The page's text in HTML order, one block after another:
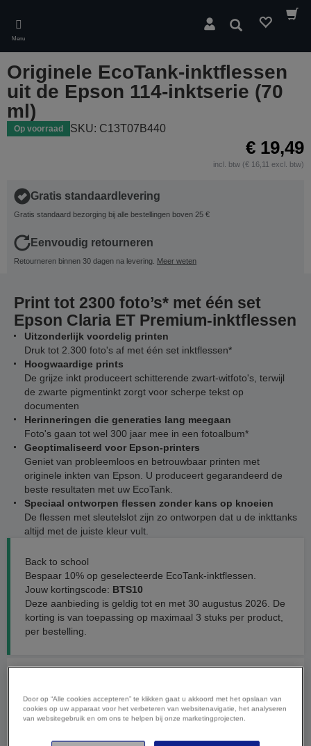
main
content
Menu
Zoeken
Originele EcoTank-inktflessen
uit de Epson 114-inktserie (70
ml)
Op voorraad SKU: C13T07B440
€ 19,49
incl. btw (€ 16,11 excl. btw)
Gratis standaardlevering
Gratis standaard bezorging bij alle bestellingen boven 25 €
Eenvoudig retourneren
Retourneren binnen 30 dagen na levering. Meer weten
Print tot 2300 foto’s* met één set
Epson Claria ET Premium-inktflessen
Uitzonderlijk voordelig printen
Druk tot 2.300 foto's af met één set inktflessen*
Hoogwaardige prints
De grijze inkt produceert schitterende zwart-witfoto's, terwijl
de zwarte pigmentinkt zorgt voor scherpe tekst op
documenten
Herinneringen die generaties lang meegaan
Foto's gaan tot wel 300 jaar mee in een fotoalbum*
Geoptimaliseerd voor Epson-printers
Geniet van probleemloos en betrouwbaar printen met
originele inkten van Epson. U produceert gegarandeerd de
beste resultaten met uw EcoTank.
Speciaal ontworpen flessen zonder kans op knoeien
De flessen met sleutelslot zijn zo ontworpen dat u de inkttanks
altijd met de juiste kleur vult.
Back to school
Bespaar 10% op geselecteerde EcoTank-inktflessen.
Jouw kortingscode: BTS10
Deze aanbieding is geldig tot en met 30 augustus 2026. De
korting is van toepassing op maximaal 3 stuks per product,
per bestelling.
Zwart Fotozwart Cyaan
Door op “Alle cookies accepteren” te klikken gaat u akkoord met het opslaan van
cookies op uw apparaat voor het verbeteren van websitenavigatie, het analyseren
van websitegebruik en om ons te helpen bij onze marketingprojecten.